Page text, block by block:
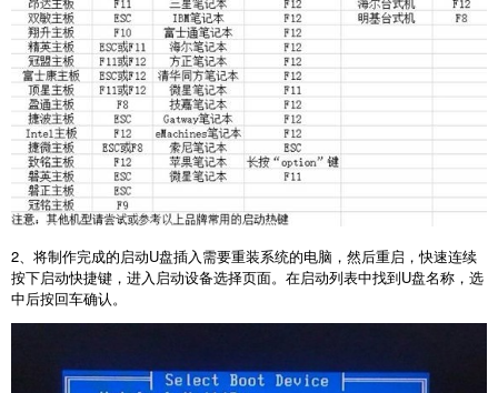
2、将制作完成的启动U盘插入需要重装系统的电脑，然后重启，快速连续
按下启动快捷键，进入启动设备选择页面。在启动列表中找到U盘名称，选
中后按回车确认。